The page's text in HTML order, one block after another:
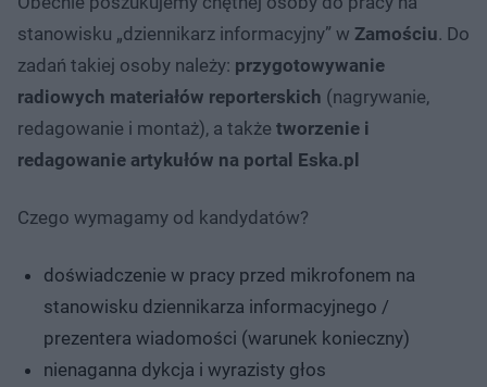
stanowisku „dziennikarz informacyjny” w Zamościu. Do
zadań takiej osoby należy: przygotowywanie
radiowych materiałów reporterskich (nagrywanie,
redagowanie i montaż), a także tworzenie i
redagowanie artykułów na portal Eska.pl
Czego wymagamy od kandydatów?
doświadczenie w pracy przed mikrofonem na
stanowisku dziennikarza informacyjnego /
prezentera wiadomości (warunek konieczny)
nienaganna dykcja i wyrazisty głos